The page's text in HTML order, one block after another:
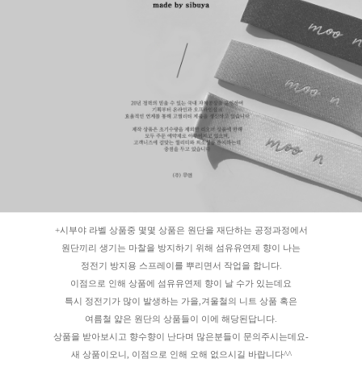
+시부야 라벨 상품중 몇몇 상품은 원단을 재단하는 공정과정에서
원단끼리 생기는 마찰을 방지하기 위해 섬유유연제 향이 나는
정전기 방지용 스프레이를 뿌리면서 작업을 합니다.
이점으로 인해 상품에 섬유유연제 향이 날 수가 있는데요
특시 정전기가 많이 발생하는 가을,겨울철의 니트 상품 혹은
여름철 얇은 원단의 상품들이 이에 해당된답니다.
상품을 받아보시고 향수향이 난다며 많은분들이 문의주시는데요-
새 상품이오니, 이점으로 인해 오해 없으시길 바랍니다^^